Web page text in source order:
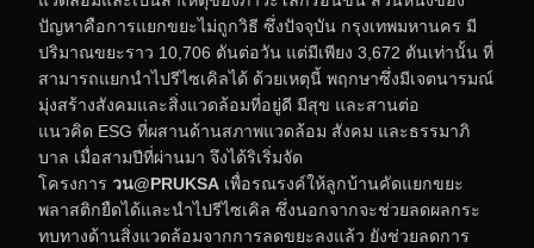
ปัญหาคือการแยกขยะไม่ถูกวิธี ซึ่งปัจจุบัน กรุงเทพมหานคร มี
ปริมาณขยะราว 10,706 ตันต่อวัน แต่มีเพียง 3,672 ตันเท่านั้น ที่
สามารถแยกนำไปรีไซเคิลได้ ด้วยเหตุนี้ พฤกษาซึ่งมีเจตนารมณ์
มุ่งสร้างสังคมและสิ่งแวดล้อมที่อยู่ดี มีสุข และสานต่อ
แนวคิด ESG ที่ผสานด้านสภาพแวดล้อม สังคม และธรรมาภิ
บาล เมื่อสามปีที่ผ่านมา จึงได้ริเริ่มจัด
โครงการ วน@PRUKSA เพื่อรณรงค์ให้ลูกบ้านคัดแยกขยะ
พลาสติกยืดได้และนำไปรีไซเคิล ซึ่งนอกจากจะช่วยลดผลกระ
ทบทางด้านสิ่งแวดล้อมจากการลดขยะลงแล้ว ยังช่วยลดการ